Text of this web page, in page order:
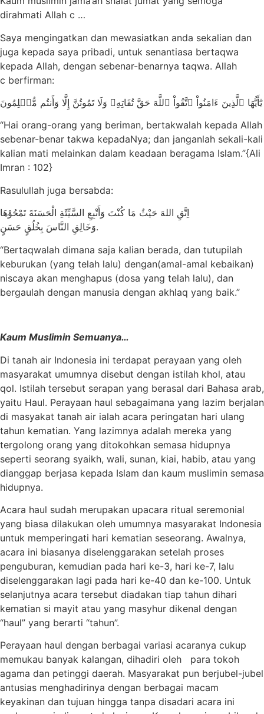
dirahmati Allah c …
Saya mengingatkan dan mewasiatkan anda sekalian dan
juga kepada saya pribadi, untuk senantiasa bertaqwa
kepada Allah, dengan sebenar-benarnya taqwa. Allah
c berfirman:
يَٰٓأَيُّهَا ٱلَّذِينَ ءَامَنُواْ ٱتَّقُواْ ٱللَّهَ حَقَّ تُقَاتِهِۦ وَلَا تَمُوتُنَّ إِلَّا وَأَنتُم مُّسۡلِمُونَ
“Hai orang-orang yang beriman, bertakwalah kepada Allah
sebenar-benar takwa kepadaNya; dan janganlah sekali-kali
kalian mati melainkan dalam keadaan beragama Islam.”{Ali
Imran : 102}
Rasulullah juga bersabda:
اِتَّقِ اللهَ حَيْثُ مَا كُنْتَ وَأَتْبِعِ السَّيِّئَةِ الْحَسَنَةَ تَمْحُوْهَا
وَخَالِقِ النَّاسَ بِخُلُقٍ حَسَنٍ.
“Bertaqwalah dimana saja kalian berada, dan tutupilah
keburukan (yang telah lalu) dengan(amal-amal kebaikan)
niscaya akan menghapus (dosa yang telah lalu), dan
bergaulah dengan manusia dengan akhlaq yang baik.”
Kaum Muslimin Semuanya…
Di tanah air Indonesia ini terdapat perayaan yang oleh
masyarakat umumnya disebut dengan istilah khol, atau
qol. Istilah tersebut serapan yang berasal dari Bahasa arab,
yaitu Haul. Perayaan haul sebagaimana yang lazim berjalan
di masyakat tanah air ialah acara peringatan hari ulang
tahun kematian. Yang lazimnya adalah mereka yang
tergolong orang yang ditokohkan semasa hidupnya
seperti seorang syaikh, wali, sunan, kiai, habib, atau yang
dianggap berjasa kepada Islam dan kaum muslimin semasa
hidupnya.
Acara haul sudah merupakan upacara ritual seremonial
yang biasa dilakukan oleh umumnya masyarakat Indonesia
untuk memperingati hari kematian seseorang. Awalnya,
acara ini biasanya diselenggarakan setelah proses
penguburan, kemudian pada hari ke-3, hari ke-7, lalu
diselenggarakan lagi pada hari ke-40 dan ke-100. Untuk
selanjutnya acara tersebut diadakan tiap tahun dihari
kematian si mayit atau yang masyhur dikenal dengan
“haul” yang berarti “tahun”.
Perayaan haul dengan berbagai variasi acaranya cukup
memukau banyak kalangan, dihadiri oleh para tokoh
agama dan petinggi daerah. Masyarakat pun berjubel-jubel
antusias menghadirinya dengan berbagai macam
keyakinan dan tujuan hingga tanpa disadari acara ini